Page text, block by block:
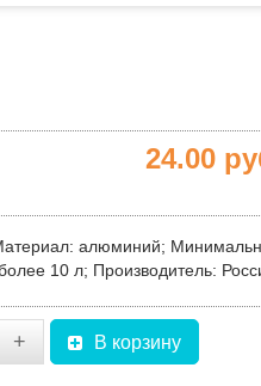
24.00
: алюминий;
10 л; Производитель:
+ В корзину